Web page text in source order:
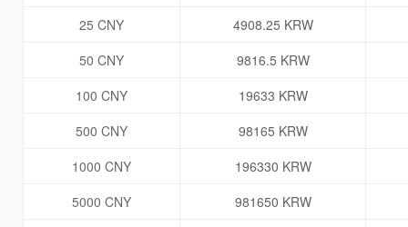
25 CNY
4908.25 KRW
50 CNY
9816.5 KRW
100 CNY
19633 KRW
500 CNY
98165 KRW
1000 CNY
196330 KRW
5000 CNY
981650 KRW